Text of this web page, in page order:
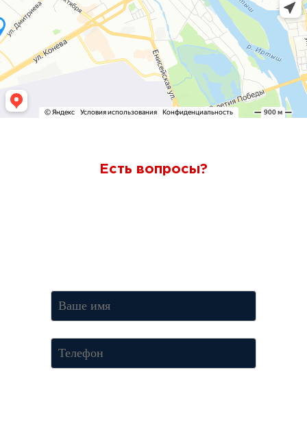
Есть вопросы?